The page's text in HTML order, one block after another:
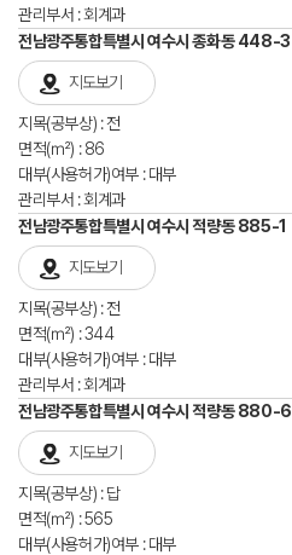
관리부서 : 회계과
전남광주통합특별시 여수시 종화동 448-3
지도보기
지목(공부상) : 전
면적(㎡) : 86
대부(사용허가)여부 : 대부
관리부서 : 회계과
전남광주통합특별시 여수시 적량동 885-1
지도보기
지목(공부상) : 전
면적(㎡) : 344
대부(사용허가)여부 : 대부
관리부서 : 회계과
전남광주통합특별시 여수시 적량동 880-6
지도보기
지목(공부상) : 답
면적(㎡) : 565
대부(사용허가)여부 : 대부